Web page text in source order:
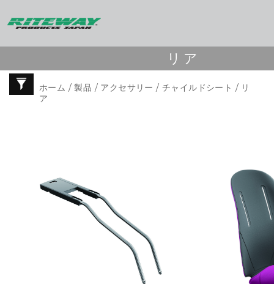
リア
ホーム /製品 / アクセサリー / チャイルドシート / リ
ア